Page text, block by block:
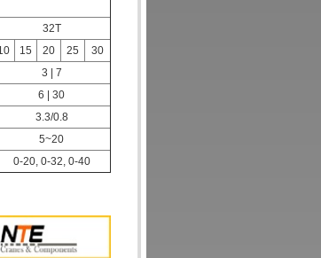
32T
15 20 25
30
3 | 7
6 | 30
3.3/0.8
5~20
0-20, 0-32, 0-40